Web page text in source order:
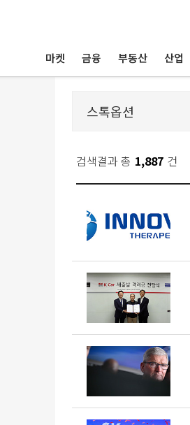
마켓 금융 부동산 산업
검색결과 총 1,887 건